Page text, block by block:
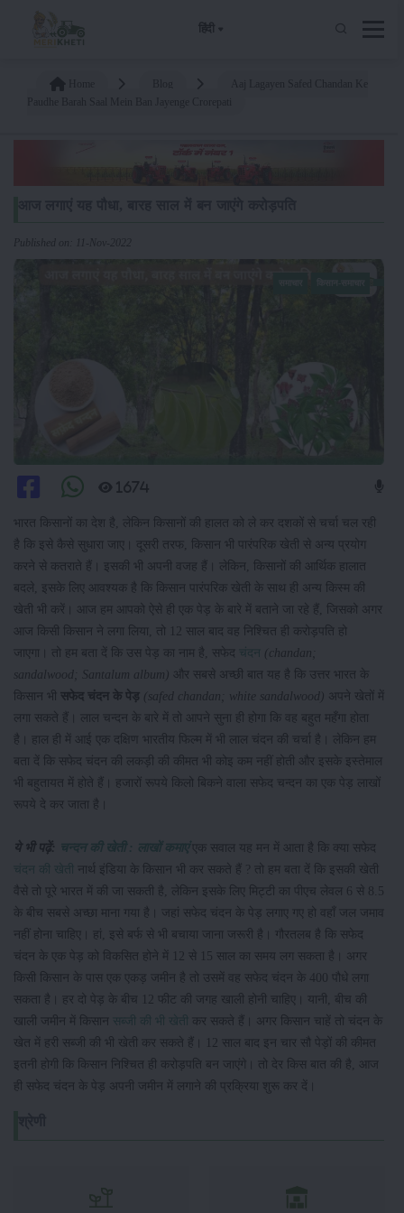
हिंदी
Published on: 11-Nov-2022
1674
भारत किसानों का देश है, लेकिन किसानों की हालत को ले कर दशकों से चर्चा चल रही
है कि इसे कैसे सुधारा जाए। दूसरी तरफ, किसान भी पारंपरिक खेती से अन्य प्रयोग
करने से कतराते हैं। इसकी भी अपनी वजह हैं। लेकिन, किसानों की आर्थिक हालात
बदले, इसके लिए आवश्यक है कि किसान पारंपरिक खेती के साथ ही अन्य किस्म की
खेती भी करें। आज हम आपको ऐसे ही एक पेड़ के बारे में बताने जा रहे हैं, जिसको अगर
आज किसी किसान ने लगा लिया, तो 12 साल बाद वह निश्चित ही करोड़पति हो
जाएगा। तो हम बता दें कि उस पेड़ का नाम है, सफेद चंदन (chandan;
sandalwood; Santalum album) और सबसे अच्छी बात यह है कि उत्तर भारत के
किसान भी सफेद चंदन के पेड़ (safed chandan; white sandalwood) अपने खेतों में
लगा सकते हैं। लाल चन्दन के बारे में तो आपने सुना ही होगा कि वह बहुत महँगा होता
है। हाल ही में आई एक दक्षिण भारतीय फिल्म में भी लाल चंदन की चर्चा है। लेकिन हम
बता दें कि सफेद चंदन की लकड़ी की कीमत भी कोइ कम नहीं होती और इसके इस्तेमाल
भी बहुतायत में होते हैं। हजारों रूपये किलो बिकने वाला सफेद चन्दन का एक पेड़ लाखों
रूपये दे कर जाता है।
ये भी पढ़ें: चन्दन की खेती : लाखों कमाएंएक सवाल यह मन में आता है कि क्या सफेद
चंदन की खेती
नार्थ इंडिया के किसान भी कर सकते हैं ? तो हम बता दें कि इसकी खेती
वैसे तो पूरे भारत में की जा सकती है, लेकिन इसके लिए मिट्टी का पीएच लेवल 6 से 8.5
के बीच सबसे अच्छा माना गया है। जहां सफेद चंदन के पेड़ लगाए गए हो वहाँ जल जमाव
नहीं होना चाहिए। हां, इसे बर्फ से भी बचाया जाना जरूरी है। गौरतलब है कि सफेद
चंदन के एक पेड़ को विकसित होने में 12 से 15 साल का समय लग सकता है। अगर
किसी किसान के पास एक एकड़ जमीन है तो उसमें वह सफेद चंदन के 400 पौधे लगा
सकता है। हर दो पेड़ के बीच 12 फीट की जगह खाली होनी चाहिए। यानी, बीच की
खाली जमीन में किसान सब्जी की भी खेती
कर सकते हैं। अगर किसान चाहें तो चंदन के
खेत में हरी सब्जी की भी खेती कर सकते हैं। 12 साल बाद इन चार सौ पेड़ों की कीमत
इतनी होगी कि किसान निश्चित ही करोड़पति बन जाएंगे। तो देर किस बात की है, आज
ही सफेद चंदन के पेड़ अपनी जमीन में लगाने की प्रक्रिया शुरू कर दें।